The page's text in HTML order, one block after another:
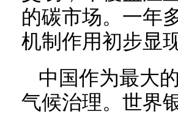
的碳市场。一年
机制作用初步显现
中国作为最大
气候治理。世界